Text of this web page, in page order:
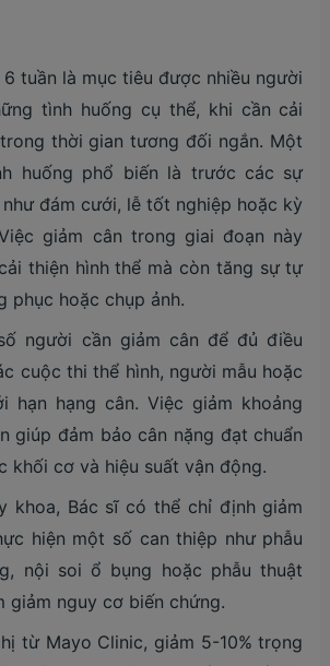
tuần là mục tiêu được nhiều người
tình huống cụ thể, khi cần cải
thời gian tương đối ngắn. Một
huống phổ biến là trước các sự
đám cưới, lễ tốt nghiệp hoặc kỳ
giảm cân trong giai đoạn này
thiện hình thể mà còn tăng sự tự
phục hoặc chụp ảnh.
người cần giảm cân để đủ điều
cuộc thi thể hình, người mẫu hoặc
hạn hạng cân. Việc giảm khoảng
giúp đảm bảo cân nặng đạt chuẩn
khối cơ và hiệu suất vận động.
khoa, Bác sĩ có thể chỉ định giảm
hiện một số can thiệp như phẫu
nội soi ổ bụng hoặc phẫu thuật
giảm nguy cơ biến chứng.
từ Mayo Clinic, giảm 5-10% trọng